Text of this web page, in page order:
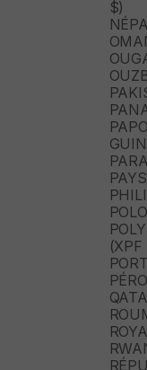
$)
(XPF